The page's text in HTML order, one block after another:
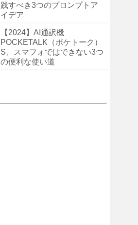
践すべき3つのプロンプトア
イデア
【2024】AI通訳機
POCKETALK（ポケトーク）
S、スマフォではできない3つ
の便利な使い道